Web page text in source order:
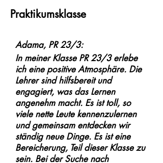
zugehört und zwei Fächer der oberen
-mindestens 4,0 betragen, wenn alle
Fächer der oberen Anspruchsebene
zugehören.
Sie brauchen
Eine Praktikumsbescheinigung über ein
kaufmännisches Praktikum von
mindestens zwei Wochen, das nicht
länger als drei Jahre zurückliegt. Der
Nachweis über das Praktikum muss
Praktikumsklasse
Adama, PR 23/3:
In meiner Klasse PR 23/3 erlebe
ich eine positive Atmosphäre. Die
Lehrer sind hilfsbereit und
engagiert, was das Lernen
angenehm macht. Es ist toll, so
viele nette Leute kennenzulernen
und gemeinsam entdecken wir
ständig neue Dinge. Es ist eine
Bereicherung, Teil dieser Klasse zu
sein. Bei der Suche nach